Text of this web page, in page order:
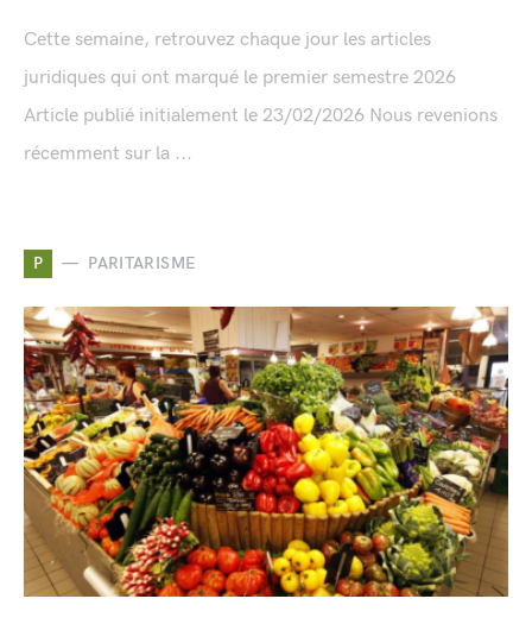
Cette semaine, retrouvez chaque jour les articles
juridiques qui ont marqué le premier semestre 2026
Article publié initialement le 23/02/2026 Nous revenions
récemment sur la ...
P PARITARISME